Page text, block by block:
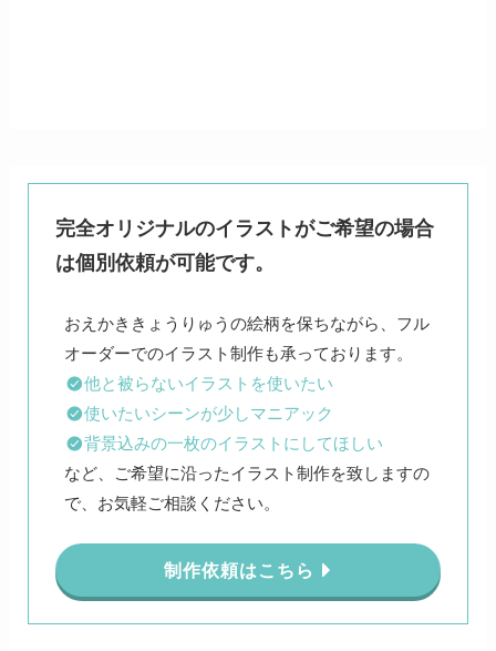
完全オリジナルのイラストがご希望の場合
は個別依頼が可能です。
おえかききょうりゅうの絵柄を保ちながら、フル
他と被らないイラストを使いたい
使いたいシーンが少しマニアック
背景込みの一枚のイラストにしてほしい
など、ご希望に沿ったイラスト制作を致しますの
で、お気軽ご相談ください。
制作依頼はこちら